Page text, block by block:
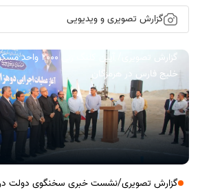
گزارش تصویری و ویدیویی
گزارش تصویری/
خلیج فارس در هرمزگان
گزارش تصویری/نشست خبری سخنگوی دولت